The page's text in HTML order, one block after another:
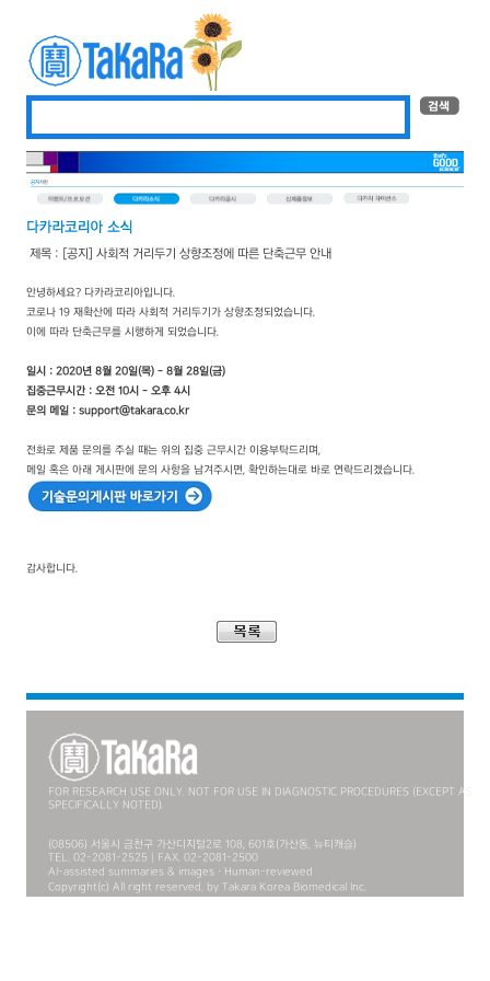
제목 : [공지] 사회적 거리두기 상향조정에 따른 단축근무 안내
안녕하세요? 다카라코리아입니다.
코로나 19 재확산에 따라 사회적 거리두기가 상향조정되었습니다.
이에 따라 단축근무를 시행하게 되었습니다.
일시 : 2020년 8월 20일(목) - 8월 28일(금)
집중근무시간 : 오전 10시 - 오후 4시
문의 메일 : support@takara.co.kr
전화로 제품 문의를 주실 때는 위의 집중 근무시간 이용부탁드리며,
메일 혹은 아래 게시판에 문의 사항을 남겨주시면, 확인하는대로 바로 연락드리겠습니다.
감사합니다.
FOR RESEARCH USE ONLY. NOT FOR USE IN DIAGNOSTIC PROCEDURES (EXCEPT AS
SPECIFICALLY NOTED).
(08506) 서울시 금천구 가산디지털2로 108, 601호(가산동, 뉴티캐슬)
TEL. 02-2081-2525 | FAX. 02-2081-2500
AI-assisted summaries & images · Human-reviewed
Copyright(c) All right reserved. by Takara Korea Biomedical Inc.